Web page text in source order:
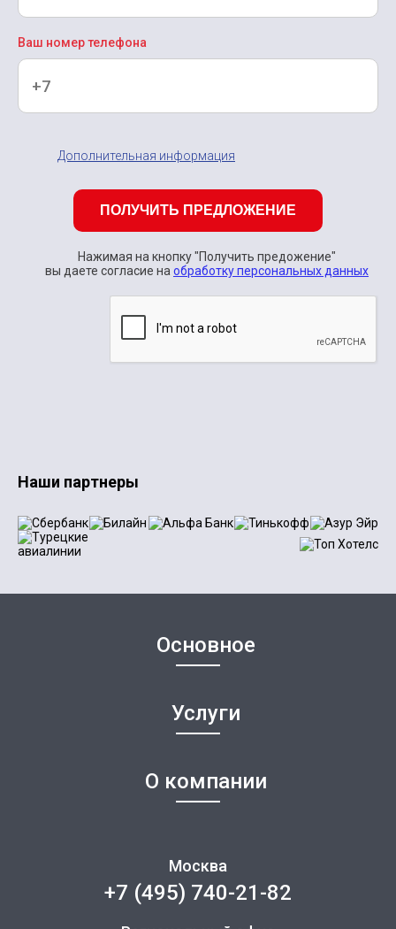
Ваш номер телефона
Дополнительная информация
ПОЛУЧИТЬ ПРЕДЛОЖЕНИЕ
Нажимая на кнопку "Получить предожение"
вы даете согласие на обработку персональных данных
Наши партнеры
Основное
Услуги
О компании
Москва
+7 (495) 740-21-82